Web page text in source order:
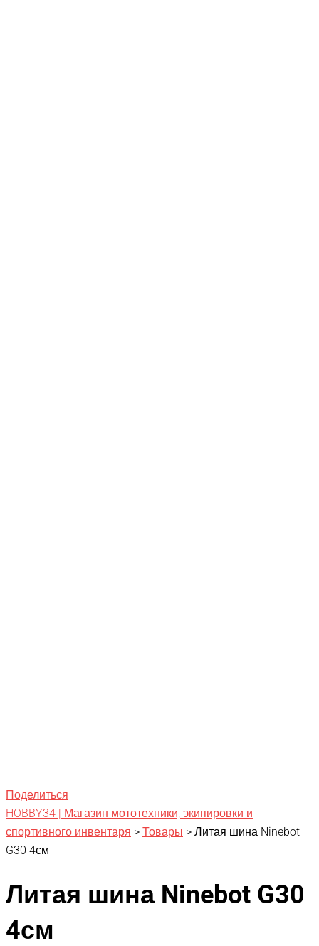
Поделиться
HOBBY34 | Магазин мототехники, экипировки и
спортивного инвентаря > Товары > Литая шина Ninebot
G30 4см
Литая шина Ninebot G30
4см